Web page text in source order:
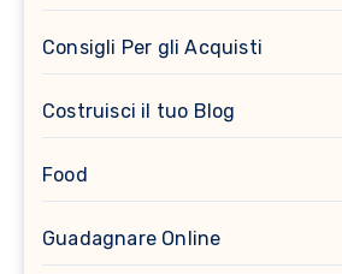
Consigli Per gli Acquisti
Costruisci il tuo Blog
Food
Guadagnare Online